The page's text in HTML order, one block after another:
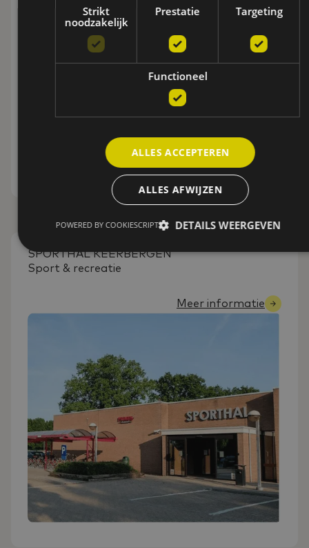
SPORTHAL KEERBERGEN
Sport & recreatie
Meer informatie
Strikt
noodzakelijk
Prestatie Targeting
Functioneel
ALLES ACCEPTEREN
ALLES AFWIJZEN
DETAILS WEERGEVEN
POWERED BY COOKIESCRIPT